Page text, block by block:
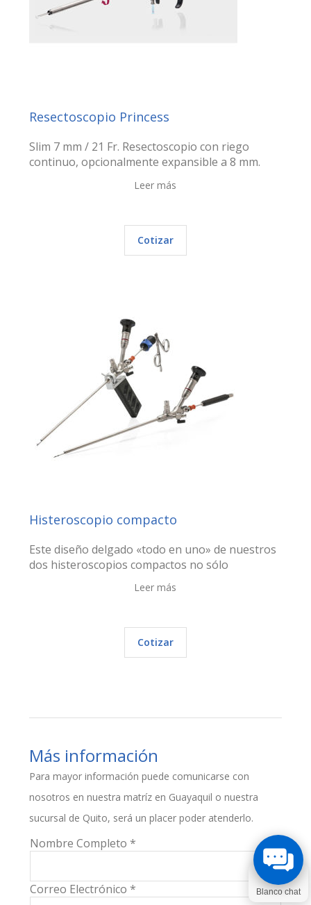
Resectoscopio Princess
Slim 7 mm / 21 Fr. Resectoscopio con riego
continuo, opcionalmente expansible a 8 mm.
Leer más
Cotizar
Histeroscopio compacto
Este diseño delgado «todo en uno» de nuestros
dos histeroscopios compactos no sólo
Leer más
Cotizar
Más información
Para mayor información puede comunicarse con
nosotros en nuestra matríz en Guayaquil o nuestra
sucursal de Quito, será un placer poder atenderlo.
Nombre Completo *
Correo Electrónico *